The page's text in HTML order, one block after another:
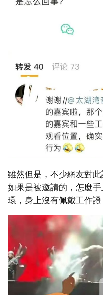
雖然但是，不少網友對
如果是被邀請的，怎麼
環，身上沒有佩戴工作證